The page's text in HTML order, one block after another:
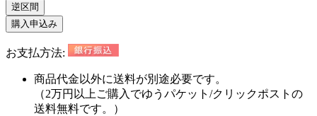
逆区間
購入申込み
お支払方法:
商品代金以外に送料が別途必要です。
（2万円以上ご購入でゆうパケット/クリックポストの
送料無料です。）